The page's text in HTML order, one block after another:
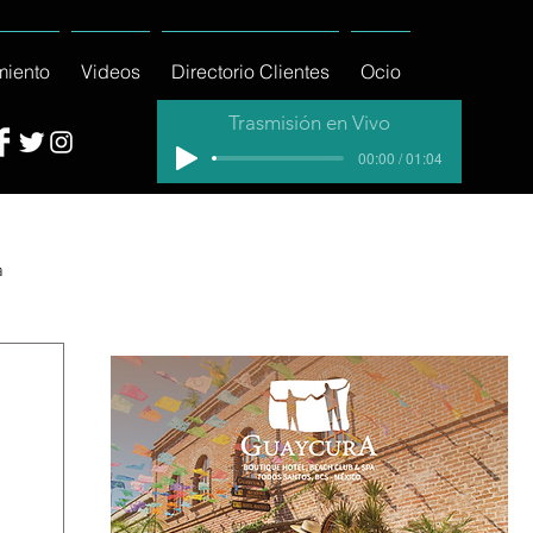
Videos Directorio Clientes Ocio
Trasmisión en Vivo
00:00 / 01:04